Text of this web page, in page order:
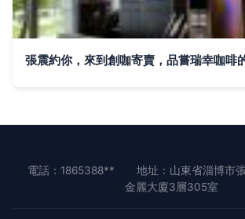
張震約你，來到創咖寄賣，品嘗瑞幸咖啡
電話：1865388**
地址：山東省淄博市
金麗大廈3層305室